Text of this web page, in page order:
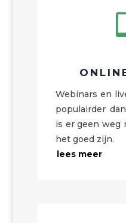
Webinars en
populairder
is er geen weg
het goed zijn.
lees meer